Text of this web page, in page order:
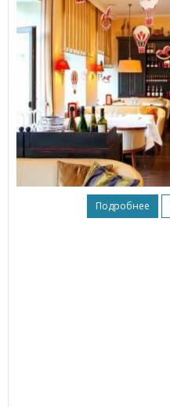
Подробнее